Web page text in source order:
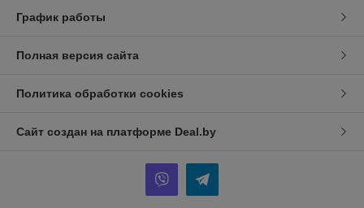
График работы
Полная версия сайта
Политика обработки cookies
Сайт создан на платформе Deal.by